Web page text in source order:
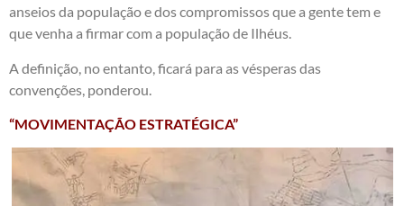
anseios da população e dos compromissos que a gente tem e
que venha a firmar com a população de Ilhéus.
A definição, no entanto, ficará para as vésperas das
convenções, ponderou.
“MOVIMENTAÇÃO ESTRATÉGICA”